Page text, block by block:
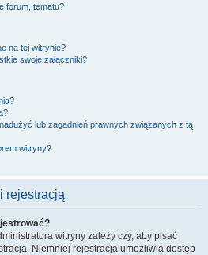
forum, tematu?
na tej witrynie?
swoje załączniki?
lub zagadnień prawnych związanych z tą
witryny?
rejestracją
witryny zależy czy, aby pisać
Niemniej rejestracja umożliwia dostęp